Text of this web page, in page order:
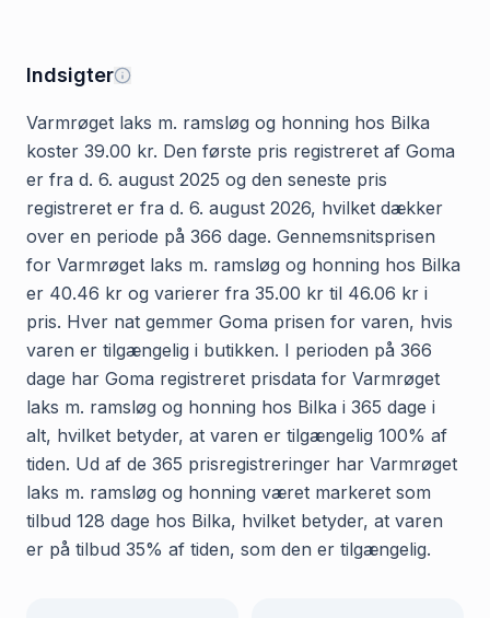
Indsigter
Varmrøget laks m. ramsløg og honning hos Bilka
koster 39.00 kr. Den første pris registreret af Goma
er fra d. 6. august 2025 og den seneste pris
registreret er fra d. 6. august 2026, hvilket dækker
over en periode på 366 dage. Gennemsnitsprisen
for Varmrøget laks m. ramsløg og honning hos Bilka
er 40.46 kr og varierer fra 35.00 kr til 46.06 kr i
pris. Hver nat gemmer Goma prisen for varen, hvis
varen er tilgængelig i butikken. I perioden på 366
dage har Goma registreret prisdata for Varmrøget
laks m. ramsløg og honning hos Bilka i 365 dage i
alt, hvilket betyder, at varen er tilgængelig 100% af
tiden. Ud af de 365 prisregistreringer har Varmrøget
laks m. ramsløg og honning været markeret som
tilbud 128 dage hos Bilka, hvilket betyder, at varen
er på tilbud 35% af tiden, som den er tilgængelig.